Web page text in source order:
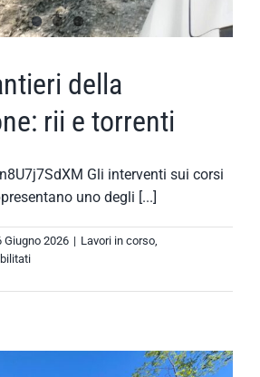
della
rii e torrenti
Gli interventi sui corsi
uno degli [...]
Giugno 2026 | Lavori in corso,
su
i
ricostruzione: